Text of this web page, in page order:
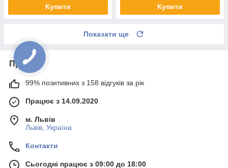
Купити Купити
Показати ще
Про нас
99% позитивних з 158 відгуків за рік
Працює з 14.09.2020
м. Львів
Львів, Україна
Контакти
Сьогодні працює з 09:00 до 18:00